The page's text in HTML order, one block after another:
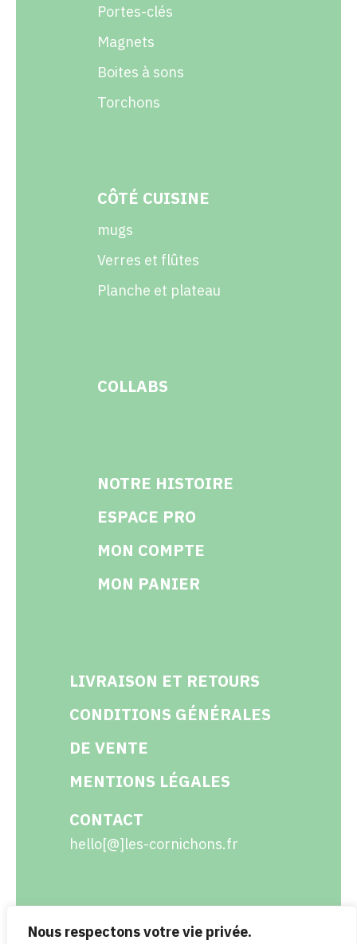
Nous respectons votre vie privée.
Portes-clés
Magnets
Boites à sons
Torchons
CÔTÉ CUISINE
mugs
Verres et flûtes
Planche et plateau
COLLABS
NOTRE HISTOIRE
ESPACE PRO
MON COMPTE
MON PANIER
LIVRAISON ET RETOURS
CONDITIONS GÉNÉRALES
DE VENTE
MENTIONS LÉGALES
CONTACT
hello[@]les-cornichons.fr